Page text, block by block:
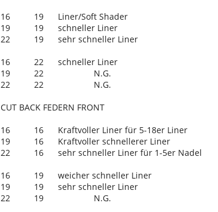
16 19 Liner/Soft Shader
19 19 schneller Liner
22 19 sehr schneller Liner
16 22 schneller Liner
19 22 N.G.
22 22 N.G.
CUT BACK FEDERN FRONT
16 16 Kraftvoller Liner für 5-18er Liner
19 16 Kraftvoller schnellerer Liner
22 16 sehr schneller Liner für 1-5er Nadel
16 19 weicher schneller Liner
19 19 sehr schneller Liner
22 19 N.G.